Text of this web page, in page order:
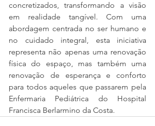
concretizados, transformando a visão
em realidade tangível. Com uma
abordagem centrada no ser humano e
no cuidado integral, esta iniciativa
representa não apenas uma renovação
física do espaço, mas também uma
renovação de esperança e conforto
para todos aqueles que passarem pela
Enfermaria Pediátrica do Hospital
Francisca Berlarmino da Costa.